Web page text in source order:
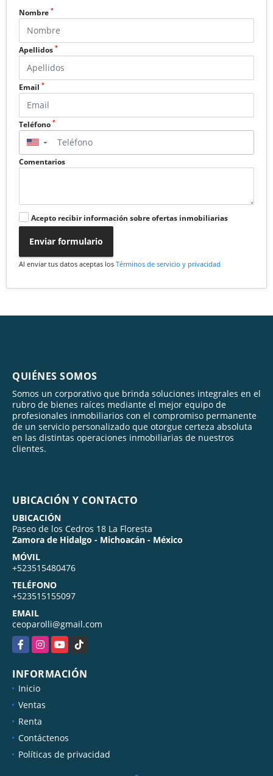
Nombre *
Apellidos *
Email *
Teléfono *
▼
Comentarios
Acepto recibir información sobre ofertas inmobiliarias
Enviar formulario
Al enviar tus datos aceptas los Términos de servicio y privacidad
QUIÉNES SOMOS
Somos un corporativo que brinda soluciones integrales en el
rubro de bienes raíces mediante el mejor equipo de
profesionales inmobiliarios con el compromiso permanente
de un servicio personalizado que otorgue certeza absoluta
en las distintas operaciones inmobiliarias de nuestros
clientes.
UBICACIÓN Y CONTACTO
UBICACIÓN
Paseo de los Cedros 18 La Floresta
Zamora de Hidalgo - Michoacán - México
MÓVIL
+523515480476
TELÉFONO
+523515155097
EMAIL
ceoparolli@gmail.com
FacebookInstagramYouTubeTikTok
INFORMACIÓN
Inicio
Ventas
Renta
Contáctenos
Políticas de privacidad